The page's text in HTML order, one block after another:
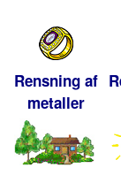
Rensning af
metaller